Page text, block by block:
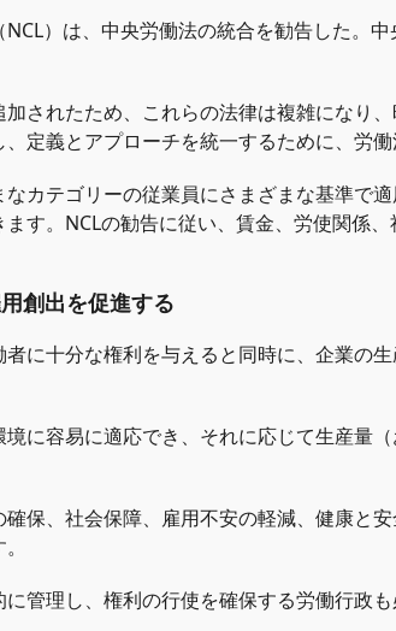
）は、中央労働法の統合を勧告した。
されたため、これらの法律は複雑になり
定義とアプローチを統一するために、労
カテゴリーの従業員にさまざまな基準で
す。NCLの勧告に従い、賃金、労使関係
創出を促進する
に十分な権利を与えると同時に、企業の
に容易に適応でき、それに応じて生産量
保、社会保障、雇用不安の軽減、健康と
管理し、権利の行使を確保する労働行政も